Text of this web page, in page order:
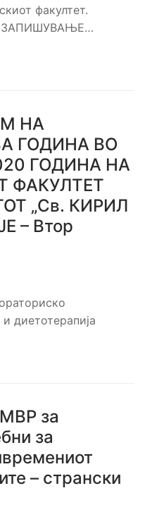
факултет.
ЗАПИШУВАЊЕ…
НА
ГОДИНА ВО
ГОДИНА НА
ФАКУЛТЕТ
„Св. КИРИЛ
– Втор
диетотерапија
за
за
– странски